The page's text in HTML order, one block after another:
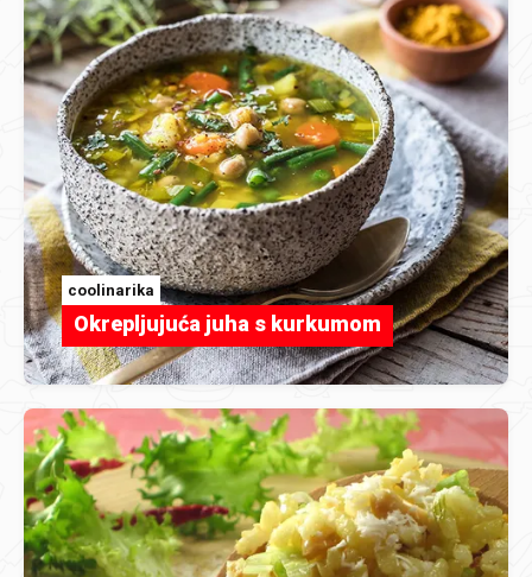
coolinarika
Okrepljujuća juha s kurkumom